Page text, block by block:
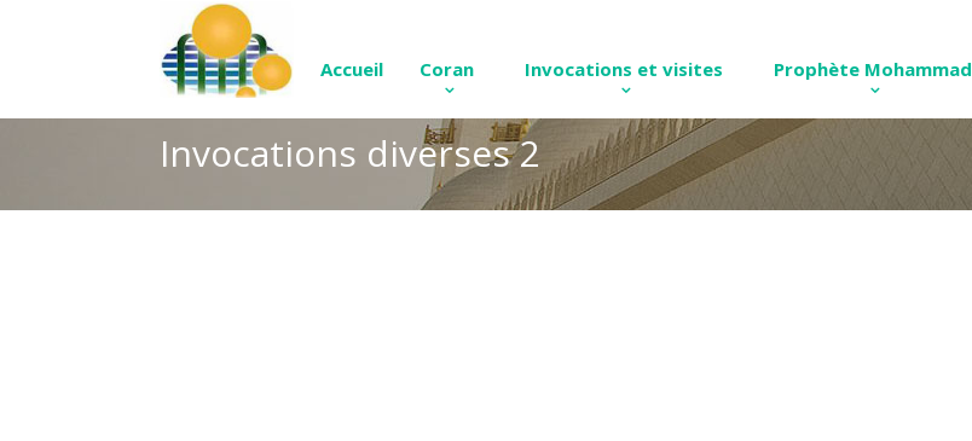
Accueil Coran Invocations et visites Prophète Mohammad
Invocations diverses 2